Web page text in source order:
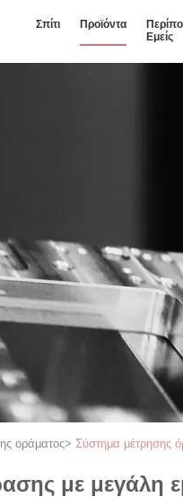
Σπίτι Προϊόντα
Εμείς
οράματος> Σύστημα μέτρησης
με μεγάλη